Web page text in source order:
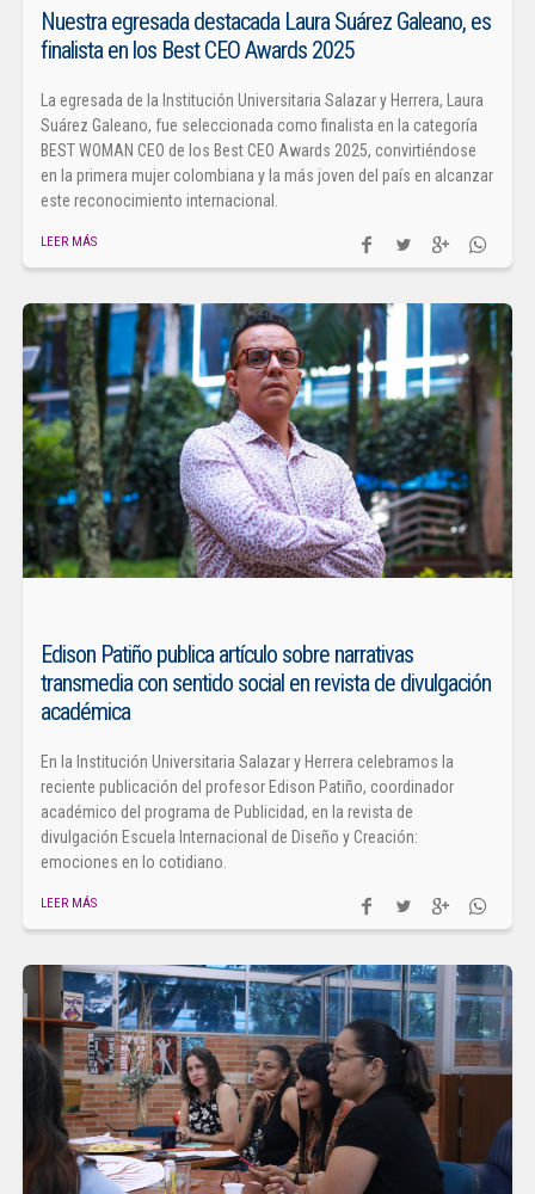
Nuestra egresada destacada Laura Suárez Galeano, es
finalista en los Best CEO Awards 2025
La egresada de la Institución Universitaria Salazar y Herrera, Laura
Suárez Galeano, fue seleccionada como finalista en la categoría
BEST WOMAN CEO de los Best CEO Awards 2025, convirtiéndose
en la primera mujer colombiana y la más joven del país en alcanzar
este reconocimiento internacional.
LEER MÁS
Edison Patiño publica artículo sobre narrativas
transmedia con sentido social en revista de divulgación
académica
En la Institución Universitaria Salazar y Herrera celebramos la
reciente publicación del profesor Edison Patiño, coordinador
académico del programa de Publicidad, en la revista de
divulgación Escuela Internacional de Diseño y Creación:
emociones en lo cotidiano.
LEER MÁS